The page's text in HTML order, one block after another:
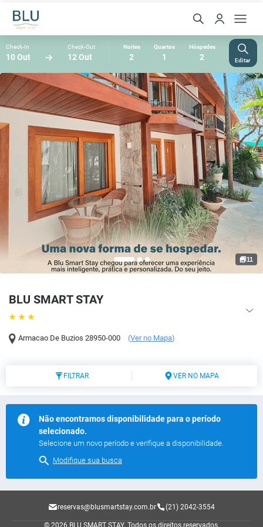
Check-In
10 Out
Check-Out
12 Out
Noites
2
Quartos
1
Hóspedes
2 Editar
BLU SMART STAY
Armacao De Buzios 28950-000 (Ver no Mapa)
11
FILTRAR VER NO MAPA
Não encontramos disponibilidade para o período
selecionado.
Selecione um novo período e verifique a disponibilidade.
Modifique sua busca
reservas@blusmartstay.com.br (21) 2042-3554
© 2026 BLU SMART STAY. Todos os direitos reservados.